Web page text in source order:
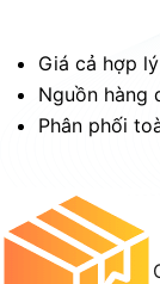
Giá cả hợp lý
Nguồn hàng
Phân phối